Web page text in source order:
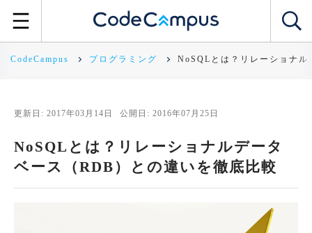
CodeCampus プログラミング NoSQLとは？リレーショナ
更新日: 2017年03月14日 公開日: 2016年07月25日
NoSQLとは？リレーショナルデータ
ベース（RDB）との違いを徹底比較